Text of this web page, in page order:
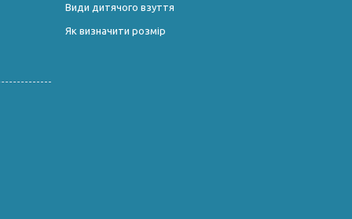
Види дитячого взуття
Як визначити розмір